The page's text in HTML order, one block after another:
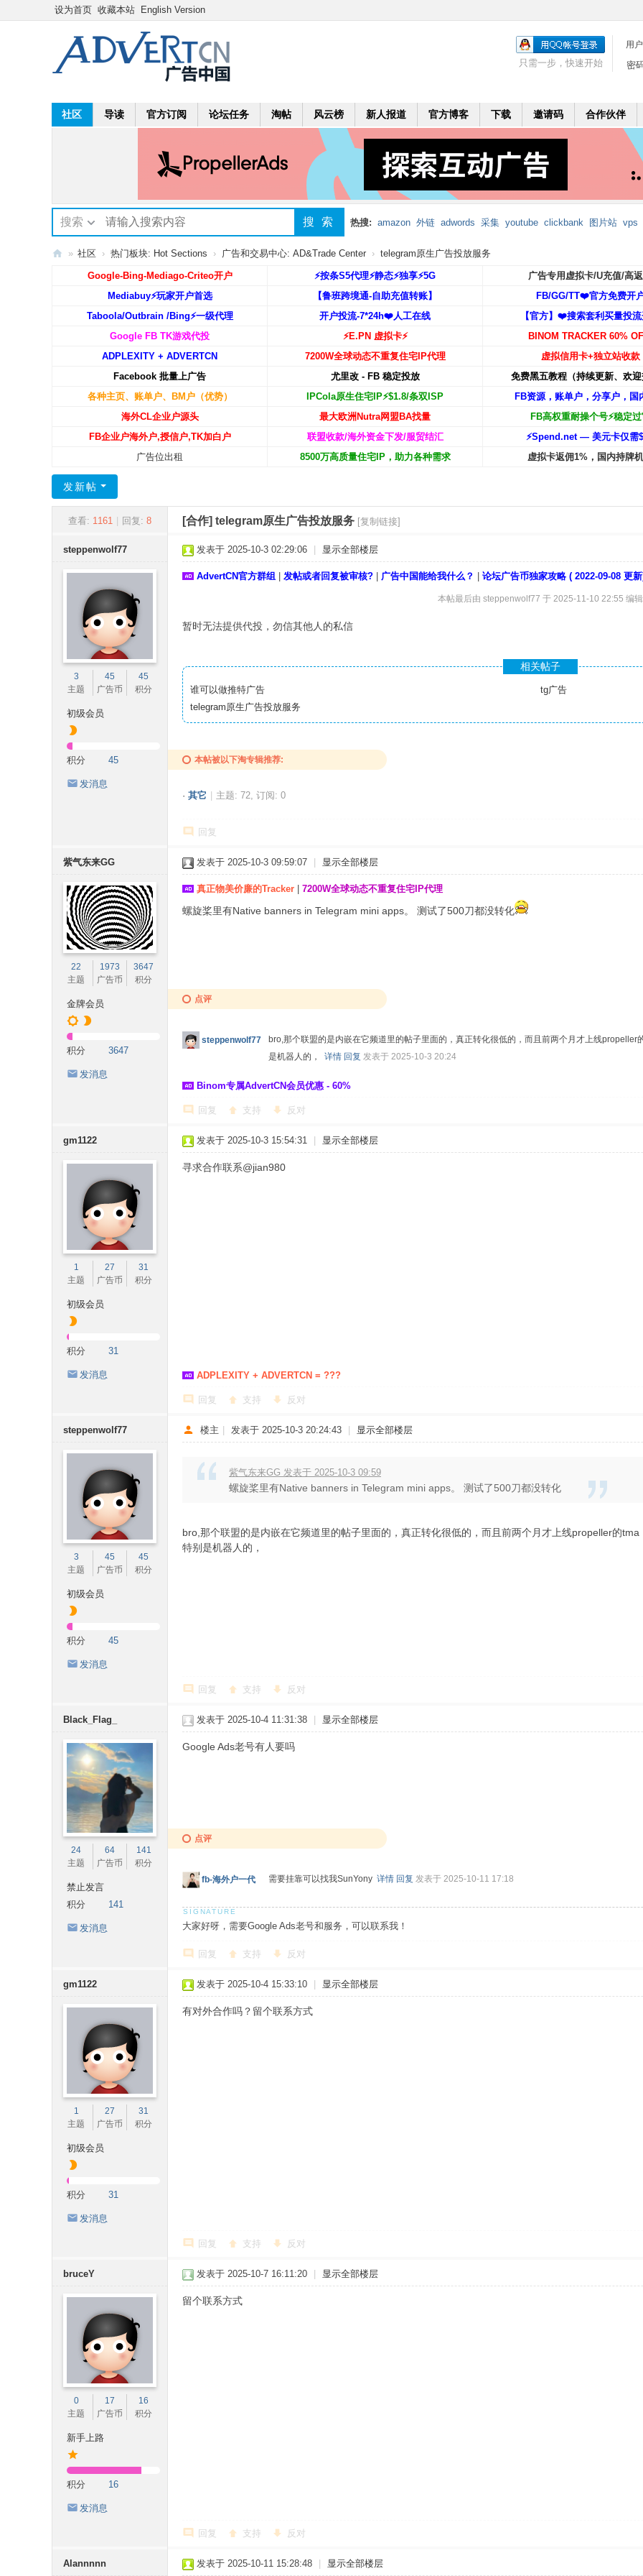
设为首页 收藏本站 English Version
用
密
只需一步，快速开始
社区 导读 官方订阅 论坛任务 淘帖 风云榜 新人报道 官方博客 下载 邀请码 合作伙伴
搜索 搜索 热搜: amazon 外链 adwords 采集 youtube clickbank 图片站 vps
mobi 二个月 leadbolt 代理
» 社区 › 热门板块: Hot Sections › 广告和交易中心: AD&Trade Center › telegram原生广告投放服务
Google-Bing-Mediago-Criteo开户 ⚡️按条S5代理⚡️静态⚡️独享⚡️5G
广告专用虚拟卡/U充值/高
Mediabuy⚡️玩家开户首选
【鲁班跨境通-自助充值转账】
FB/GG/TT❤️官方免费开
Taboola/Outbrain /Bing⚡️一级代理
开户投流-7*24h❤️人工在线
【官方】❤️搜索套利买量投
Google FB TK游戏代投
⚡️E.PN 虚拟卡⚡️
BINOM TRACKER 60%
ADPLEXITY + ADVERTCN
7200W全球动态不重复住宅IP代理
虚拟信用卡+独立站收款
Facebook 批量上广告
尤里改 - FB 稳定投放
免费黑五教程（持续更新、欢
各种主页、账单户、BM户（优势）
IPCola原生住宅IP⚡️$1.8/条双ISP
FB资源，账单户，分享户，国
海外CL企业户源头
最大欧洲Nutra网盟BA找量
FB高权重耐操个号⚡️稳定
FB企业户海外户,授信户,TK加白户
联盟收款/海外资金下发/服贸结汇
⚡️Spend.net — 美元卡仅需
广告位出租
8500万高质量住宅IP，助力各种需求 虚拟卡返佣1%，国内持牌
发新帖
查看: 1161 回复: 8 [合作] telegram原生广告投放服务 [复制链接]
steppenwolf77
3
主题
45
广告币
45
积分
初级会员
积分 45
发消息
发表于 2025-10-3 02:29:06 显示全部楼层
AdvertCN官方群组 发帖或者回复被审核? 广告中国能给我什么？ 论坛广告币独家攻略 ( 2022-09-08 更
本帖最后由 steppenwolf77 于 2025-11-10 22:55 编辑
暂时无法提供代投，勿信其他人的私信
相关帖子
谁可以做推特广告
tg广告
telegram原生广告投放服务
本帖被以下淘专辑推荐:
· 其它 主题: 72, 订阅: 0
回复
紫气东来GG
22
主题
1973
广告币
3647
积分
金牌会员
积分 3647
发消息
发表于 2025-10-3 09:59:07 显示全部楼层
真正物美价廉的Tracker 7200W全球动态不重复住宅IP代理
螺旋桨里有Native banners in Telegram mini apps。 测试了500刀都没转化
点评
steppenwolf77
bro,那个联盟的是内嵌在它频道里的帖子里面的，真正转化很低的，而且前两个月才上线
是机器人的， 详情 回复 发表于 2025-10-3 20:24
Binom专属AdvertCN会员优惠 - 60%
回复 支持 反对
gm1122
1
主题
27
广告币
31
积分
初级会员
积分 31
发消息
发表于 2025-10-3 15:54:31 显示全部楼层
寻求合作联系@jian980
ADPLEXITY + ADVERTCN = ???
回复 支持 反对
steppenwolf77
3
主题
45
广告币
45
积分
初级会员
积分 45
发消息
楼主 发表于 2025-10-3 20:24:43 显示全部楼层
紫气东来GG 发表于 2025-10-3 09:59
螺旋桨里有Native banners in Telegram mini apps。 测试了500刀都没转化
bro,那个联盟的是内嵌在它频道里的帖子里面的，真正转化很低的，而且前两个月才上线propeller的
特别是机器人的，
回复 支持 反对
Black_Flag_
24
主题
64
广告币
141
积分
禁止发言
积分
141
发消息
发表于 2025-10-4 11:31:38 显示全部楼层
Google Ads老号有人要吗
点评
fb-海外户一代 需要挂靠可以找我SunYony 详情 回复 发表于 2025-10-11 17:18
大家好呀，需要Google Ads老号和服务，可以联系我！
回复 支持 反对
gm1122
1
主题
27
广告币
31
积分
初级会员
积分 31
发消息
发表于 2025-10-4 15:33:10 显示全部楼层
有对外合作吗？留个联系方式
回复 支持 反对
bruceY
0
主题
17
广告币
16
积分
新手上路
积分 16
发消息
发表于 2025-10-7 16:11:20 显示全部楼层
留个联系方式
回复 支持 反对
Alannnnn 发表于 2025-10-11 15:28:48 显示全部楼层